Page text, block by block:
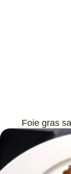
Foie gras